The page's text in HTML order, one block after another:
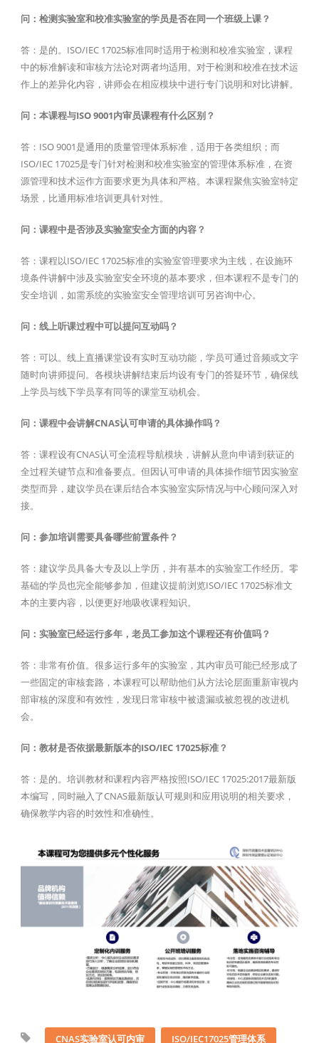
问：检测实验室和校准实验室的学员是否在同一个班级上课？
答：是的。ISO/IEC 17025标准同时适用于检测和校准实验室，课程
中的标准解读和审核方法论对两者均适用。对于检测和校准在技术运
作上的差异化内容，讲师会在相应模块中进行专门说明和对比讲解。
问：本课程与ISO 9001内审员课程有什么区别？
答：ISO 9001是通用的质量管理体系标准，适用于各类组织；而
ISO/IEC 17025是专门针对检测和校准实验室的管理体系标准，在资
源管理和技术运作方面要求更为具体和严格。本课程聚焦实验室特定
场景，比通用标准培训更具针对性。
问：课程中是否涉及实验室安全方面的内容？
答：课程以ISO/IEC 17025标准的实验室管理要求为主线，在设施环
境条件讲解中涉及实验室安全环境的基本要求，但本课程不是专门的
安全培训，如需系统的实验室安全管理培训可另咨询中心。
问：线上听课过程中可以提问互动吗？
答：可以。线上直播课堂设有实时互动功能，学员可通过音频或文字
随时向讲师提问。各模块讲解结束后均设有专门的答疑环节，确保线
上学员与线下学员享有同等的课堂互动机会。
问：课程中会讲解CNAS认可申请的具体操作吗？
答：课程设有CNAS认可全流程导航模块，讲解从意向申请到获证的
全过程关键节点和准备要点。但因认可申请的具体操作细节因实验室
类型而异，建议学员在课后结合本实验室实际情况与中心顾问深入对
接。
问：参加培训需要具备哪些前置条件？
答：建议学员具备大专及以上学历，并有基本的实验室工作经历。零
基础的学员也完全能够参加，但建议提前浏览ISO/IEC 17025标准文
本的主要内容，以便更好地吸收课程知识。
问：实验室已经运行多年，老员工参加这个课程还有价值吗？
答：非常有价值。很多运行多年的实验室，其内审员可能已经形成了
一些固定的审核套路，本课程可以帮助他们从方法论层面重新审视内
部审核的深度和有效性，发现日常审核中被遗漏或被忽视的改进机
会。
问：教材是否依据最新版本的ISO/IEC 17025标准？
答：是的。培训教材和课程内容严格按照ISO/IEC 17025:2017最新版
本编写，同时融入了CNAS最新版认可规则和应用说明的相关要求，
确保教学内容的时效性和准确性。
CNAS实验室认可内审 ISO/IEC17025管理体系